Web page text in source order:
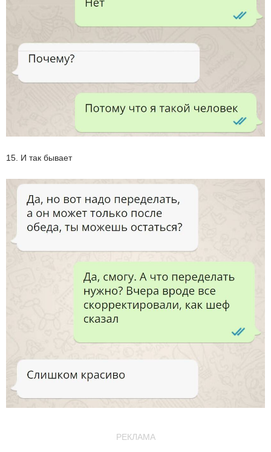
15. И так бывает
РЕКЛАМА